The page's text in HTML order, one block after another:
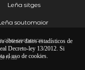
Leña sitges
soutomaior
cha comarca
obtener datos estadísticos de
Decreto-ley 13/2012. Si
el uso de cookies.